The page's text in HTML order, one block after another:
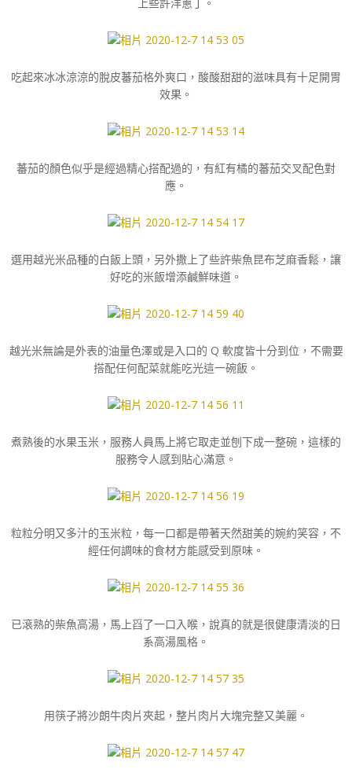
吃起來冰冰涼涼的脫皮蕃茄格外爽口，酸酸甜甜的滋味具有十足開胃
效果。
蕃茄的顏色似乎是經過精心搭配過的，有紅有橘的蕃茄交叉配色對
應。
選用越光米品種的白飯上頭，另外撒上了些許柴魚昆布芝麻香鬆，讓
好吃的米飯增添鹹鮮味道。
越光米無論是外表的油量色澤或是入口的 Q 軟度皆十分到位，不需要
搭配任何配菜就能吃光這一碗飯。
煮熟後的水果玉米，服務人員馬上將它取走並刨下成一整碗，這樣的
服務令人感到貼心滿意。
粒粒分明又多汁的玉米粒，每一口都是帶著天然甜美的婉約笑容，不
經任何調味的食材方能感受到原味。
已滾熟的柴魚高湯，馬上舀了一口入喉，說真的就是很健康清淡的日
系高湯風格。
用筷子將沙朗牛肉片夾起，整片肉片大塊完整又美麗。